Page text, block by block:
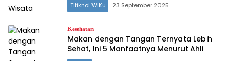
Titiknol WiKu 23 September 2025
Kesehatan
Makan dengan Tangan Ternyata Lebih
Sehat, Ini 5 Manfaatnya Menurut Ahli